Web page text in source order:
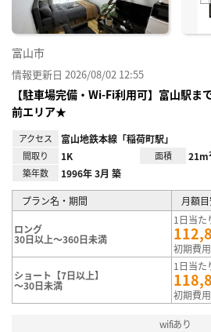
富山市
情報更新日 2026/08/02 12:55
【駐車場完備・Wi-Fi利用可】富山駅
前エリア★
アクセス 富山地鉄本線「稲荷町駅」
間取り 1K 面積
築年数 1996年 3月 築
プラン名・期間 月額
ロング
30日以上～360日未満
1日当た
初期費
ショート【7日以上】
～30日未満
1日当た
初期費
wifiあり